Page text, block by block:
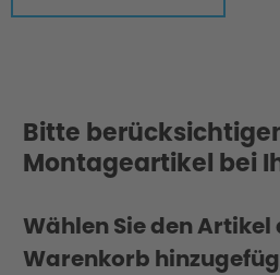
Bitte
Montageartikel bei
Wählen Sie den Artikel
Warenkorb